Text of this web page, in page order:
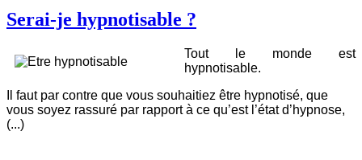
Serai-je hypnotisable ?
Tout le monde est
hypnotisable.
Il faut par contre que vous souhaitiez être hypnotisé, que
vous soyez rassuré par rapport à ce qu’est l’état d’hypnose,
(...)